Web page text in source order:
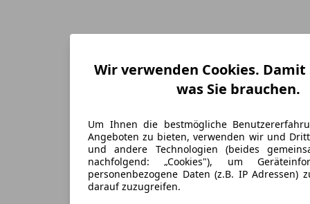
Wir verwenden Cookies.
was Sie brauchen.
Um Ihnen die bestmögliche
Angeboten zu bieten, verwenden wir und
und andere Technologien (beides
nachfolgend: „Cookies"), um
personenbezogene Daten (z.B. IP Adressen)
darauf zuzugreifen.